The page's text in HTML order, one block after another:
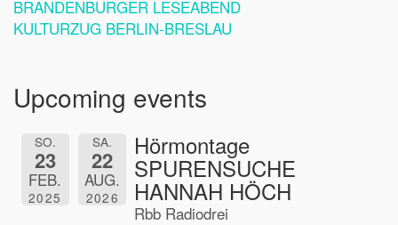
BRANDENBURGER LESEABEND
KULTURZUG BERLIN-BRESLAU
Upcoming events
SO.
23
FEB.
2025
SA.
22
AUG.
2026
Hörmontage
SPURENSUCHE
HANNAH HÖCH
Rbb Radiodrei